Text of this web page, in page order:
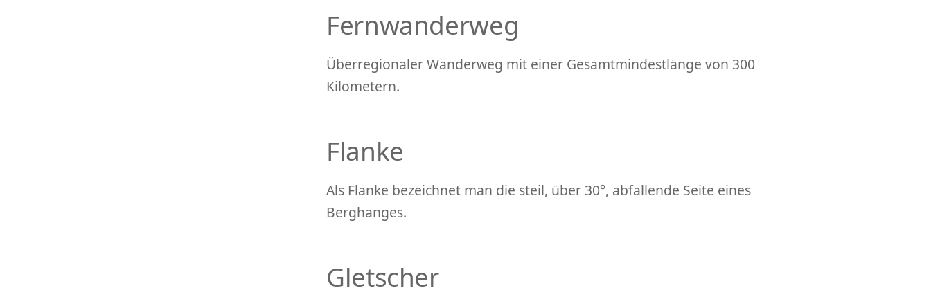
Fernwanderweg
Überregionaler Wanderweg mit einer Gesamtmindestlänge von 300
Kilometern.
Flanke
Als Flanke bezeichnet man die steil, über 30°, abfallende Seite eines
Berghanges.
Gletscher